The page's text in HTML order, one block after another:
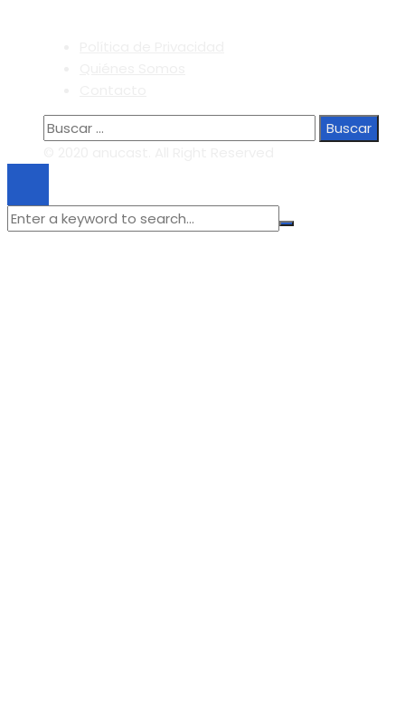
Buscar: